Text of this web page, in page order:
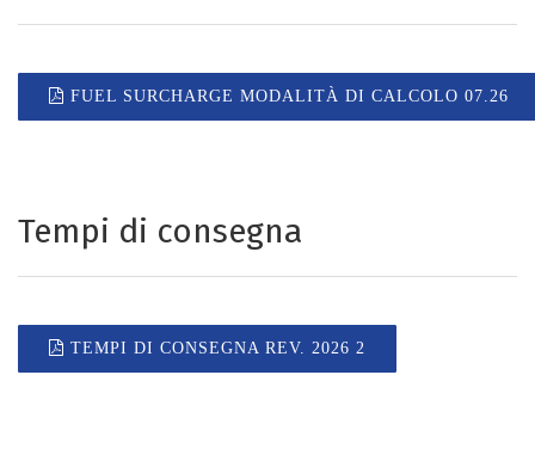
FUEL SURCHARGE MODALITÀ DI CALCOLO 07.26
Tempi di consegna
TEMPI DI CONSEGNA REV. 2026 2